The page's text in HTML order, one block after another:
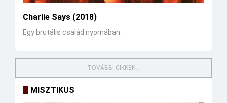
Charlie Says (2018)
Egy brutális család nyomában.
TOVÁBBI CIKKEK...
MISZTIKUS